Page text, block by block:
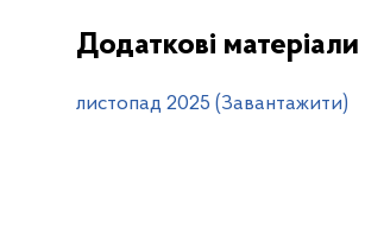
Додаткові матеріали
листопад 2025 (Завантажити)